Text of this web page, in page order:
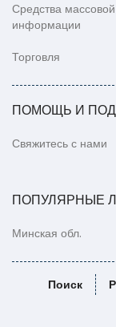
Средства массовой
информации
Торговля
ПОМОЩЬ И
Свяжитесь с нами
ПОПУЛЯРНЫЕ
Минская обл.
Поиск